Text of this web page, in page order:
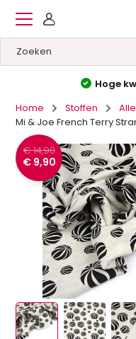
Hoge
Home
Stoffen
Mi & Joe French Terry
€ 14,90
€ 9,90